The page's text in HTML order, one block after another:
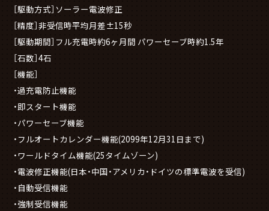
［駆動方式］ソーラー電波修正
［精度］非受信時平均月差±15秒
［駆動期間］フル充電時約6ヶ月間 パワーセーブ時約1.5年
［石数］4石
［機能］
・過充電防止機能
・即スタート機能
・パワーセーブ機能
・フルオートカレンダー機能(2099年12月31日まで)
・ワールドタイム機能(25タイムゾーン)
・電波修正機能(日本・中国・アメリカ・ドイツの標準電波を受信)
・自動受信機能
・強制受信機能